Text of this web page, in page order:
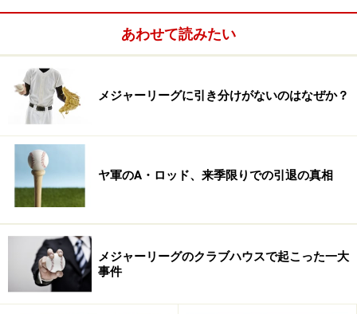
ている。今季、メジャーリーグの中で最もブレークした
選手といえるだろう。
近年、メジャーリーグでは、黒田、ダルビッシュ、岩
隈、上原、田中と日本人投手は活躍しているが、日本人
野手は苦戦を強いられている。しかし、身長はもとよ
り、体重も80キロであることを考えれば、アルテューベ
の存在と活躍は日本人に勇気と方向性を与えてくれる。
るようなことはしない。自分の持っている100％の力を
出してプレーすることだけを心がけている。もちろん、
背が小さい分、他の選手より一生懸命トレーニングをし
なければならないことはわかっているけどね。野球が大
あわせて読みたい
メジャーリーグに引き分けがないのはなぜか？
ヤ軍のA・ロッド、来季限りでの引退の真相
メジャーリーグのクラブハウスで起こった一大
事件